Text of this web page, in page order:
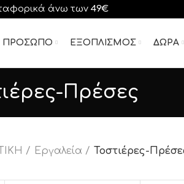
άνω των 49€
ΠΡΟΣΩΠΟ ΕΞΟΠΛΙΣΜΟΣ ΔΩΡΑ
Πρέσες
Εργαλεία Τοστιέρες-